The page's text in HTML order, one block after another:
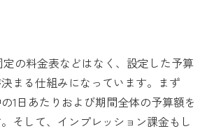
定の料金表などはなく、設定した予算
まる仕組みになっています。まず
1日あたりおよび期間全体の予算額を
そして、インプレッション課金もし